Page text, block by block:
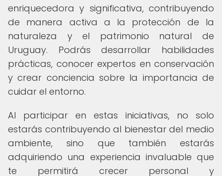
enriquecedora y significativa, contribuyendo
de manera activa a la protección de la
naturaleza y el patrimonio natural de
Uruguay. Podrás desarrollar habilidades
prácticas, conocer expertos en conservación
y crear conciencia sobre la importancia de
cuidar el entorno.
Al participar en estas iniciativas, no solo
estarás contribuyendo al bienestar del medio
ambiente, sino que también estarás
adquiriendo una experiencia invaluable que
te permitirá crecer personal y